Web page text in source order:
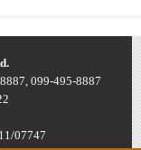
099-495-8887
07747